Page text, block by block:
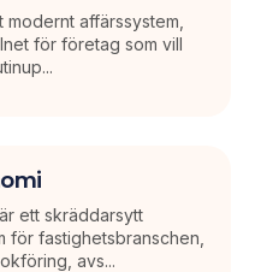
modernt affärssystem,
för företag som vill
ett skräddarsytt
för fastighetsbranschen,
avs...